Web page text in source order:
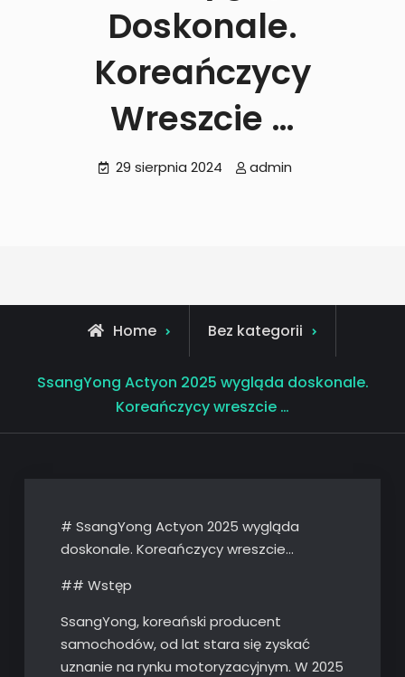
Doskonale.
Koreańczycy
Wreszcie …
29 sierpnia 2024 admin
Home Bez kategorii
SsangYong Actyon 2025 wygląda doskonale.
Koreańczycy wreszcie …
# SsangYong Actyon 2025 wygląda
doskonale. Koreańczycy wreszcie…
## Wstęp
SsangYong, koreański producent
samochodów, od lat stara się zyskać
uznanie na rynku motoryzacyjnym. W 2025